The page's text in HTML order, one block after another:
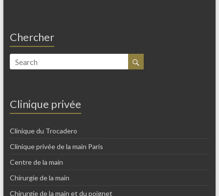
Chercher
Clinique privée
Clinique du Trocadero
Clinique privée de la main Paris
Centre de la main
Chirurgie de la main
Chirurgie de la main et du poignet